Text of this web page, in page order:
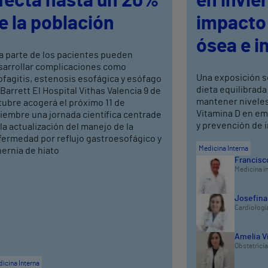
la población
parte de los pacientes pueden
complicaciones como
estenosis esofágica y esófago
El Hospital Vithas Valencia 9 de
acogerá el próximo 11 de
una jornada científica centrade
actualización del manejo de la
por reflujo gastroesofágico y
de hiato
Interna
impacto
ósea e
Una exposición
dieta
mantener
Vitamina D en
y prevención de
Medicina Interna
Medicina
Josefina
Amelia